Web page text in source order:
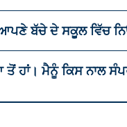
ਬੱਚੇ ਦੇ ਸਕੂਲ ਵਿੱਚ
ਹਾਂ। ਮੈਨੂੰ ਕਿਸ ਨਾਲ